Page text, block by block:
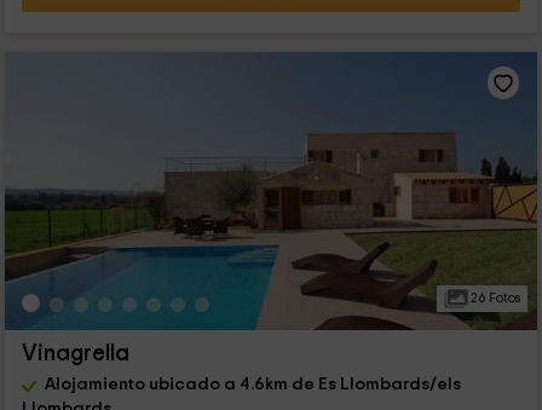
26 Fotos
Vinagrella
Alojamiento ubicado a 4.6km de Es Llombards/els